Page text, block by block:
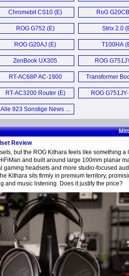
MG28UQ (E)
Chromebit CS10 (E) RoG
ROG G752 (E) Strix 2.0
ROG G20AJ (E) T100HA
ZenBook UX305
Ultrabook (E)
ROG
RT-AC68P AC-1900
Router (E)
Transformer
Chi (E)
RT-AC3200 Router (E)
ROG
Alle 923 Sonstige News ...
Review
but the ROG Kithara feels like something a
and built around large 100mm planar
gaming headsets and more studio-focused
Kithara sits firmly in premium territory,
and music listening. Does it justify the price?